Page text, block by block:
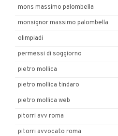
mons massimo palombella
monsignor massimo palombella
olimpiadi
permessi di soggiorno
pietro mollica
pietro mollica tindaro
pietro mollica web
pitorri avv roma
pitorri avvocato roma